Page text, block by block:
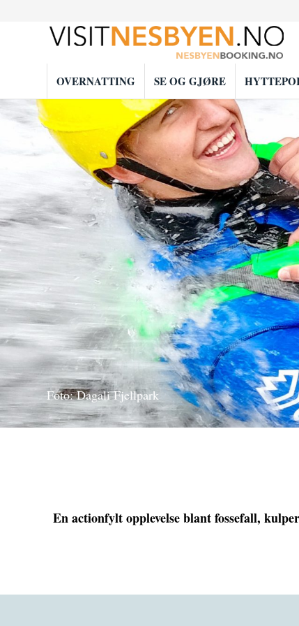
OVERNATTING SE OG GJØRE
Foto: Dagali Fjellpark
En actionfylt opplevelse blant fossefall,